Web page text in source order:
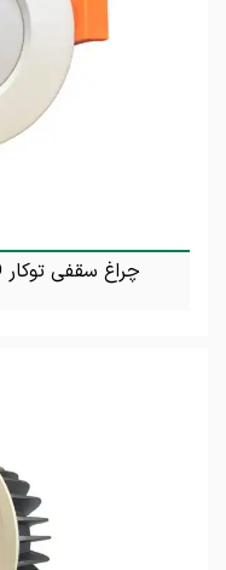
چراغ سقفی توکار SMD گرد 10 وات 4M LED 10w